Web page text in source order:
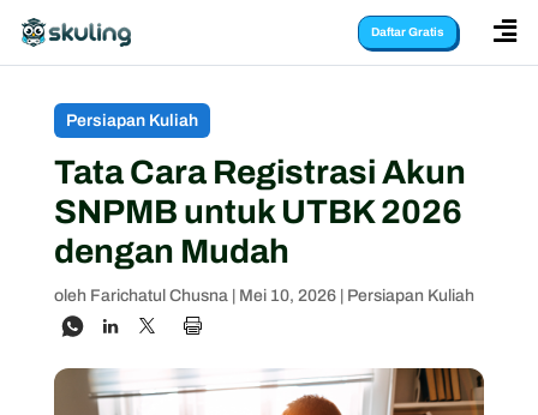
Daftar Gratis 
Persiapan Kuliah
Tata Cara Registrasi Akun
SNPMB untuk UTBK 2026
dengan Mudah
oleh Farichatul Chusna| Mei 10, 2026| Persiapan Kuliah